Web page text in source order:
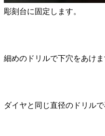
彫刻台に固定します。
細めのドリルで下穴をあけま
ダイヤと同じ直径のドリルで